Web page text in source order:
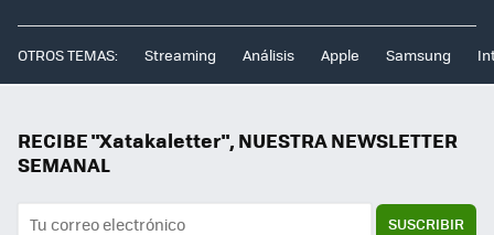
OTROS TEMAS: Streaming Análisis Apple Samsung
RECIBE "Xatakaletter", NUESTRA NEWSLETTER
SEMANAL
SUSCRIBIR